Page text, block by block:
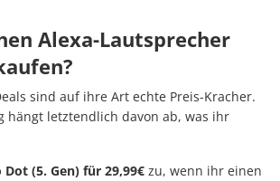
Alexa-Lautsprecher
sind auf ihre Art echte Preis-Kracher.
hängt letztendlich davon ab, was ihr
Dot (5. Gen) für 29,99€ zu, wenn ihr einen